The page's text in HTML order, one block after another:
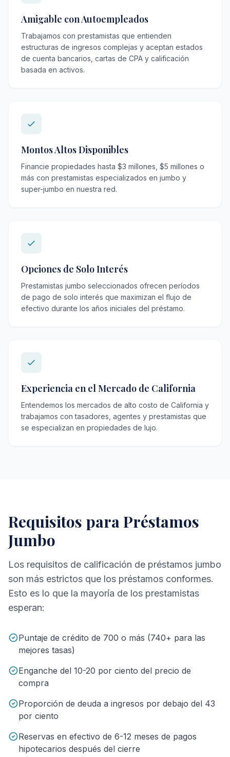
Amigable con Autoempleados
Trabajamos con prestamistas que entienden
estructuras de ingresos complejas y aceptan estados
de cuenta bancarios, cartas de CPA y calificación
basada en activos.
Montos Altos Disponibles
Financie propiedades hasta $3 millones, $5 millones o
más con prestamistas especializados en jumbo y
super-jumbo en nuestra red.
Opciones de Solo Interés
Prestamistas jumbo seleccionados ofrecen períodos
de pago de solo interés que maximizan el flujo de
efectivo durante los años iniciales del préstamo.
Experiencia en el Mercado de California
Entendemos los mercados de alto costo de California y
trabajamos con tasadores, agentes y prestamistas que
se especializan en propiedades de lujo.
Requisitos para Préstamos
Jumbo
Los requisitos de calificación de préstamos jumbo
son más estrictos que los préstamos conformes.
Esto es lo que la mayoría de los prestamistas
esperan:
Puntaje de crédito de 700 o más (740+ para las
mejores tasas)
Enganche del 10-20 por ciento del precio de
compra
Proporción de deuda a ingresos por debajo del 43
por ciento
Reservas en efectivo de 6-12 meses de pagos
hipotecarios después del cierre